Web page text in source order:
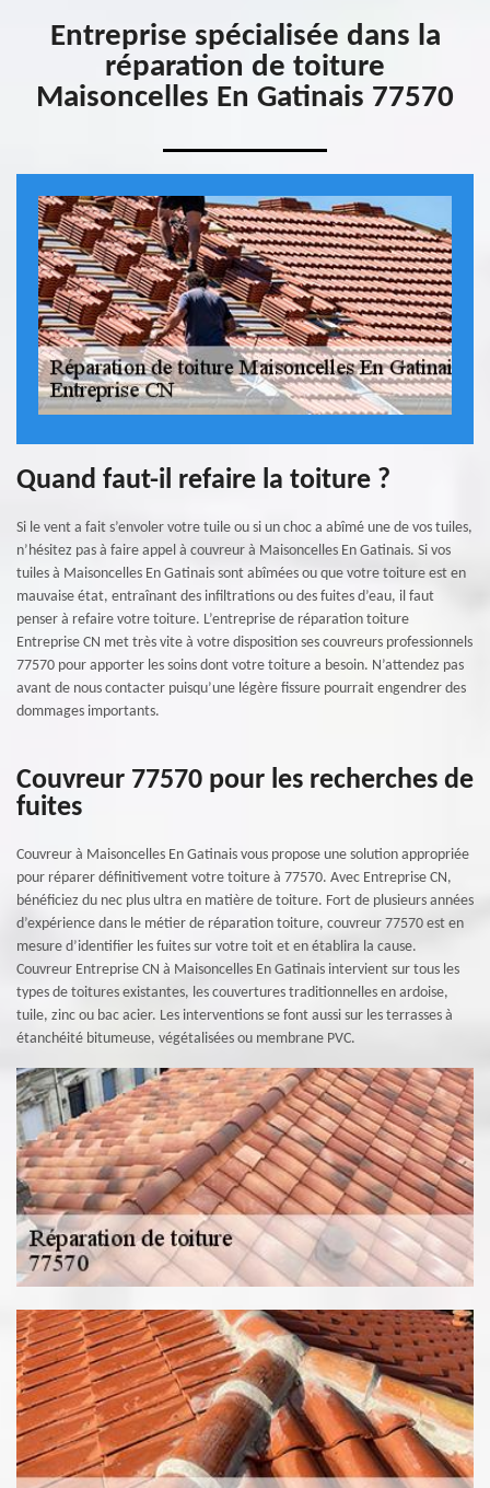
Entreprise spécialisée dans la
réparation de toiture
Maisoncelles En Gatinais 77570
Quand faut-il refaire la toiture ?
Si le vent a fait s’envoler votre tuile ou si un choc a abîmé une de vos tuiles,
n’hésitez pas à faire appel à couvreur à Maisoncelles En Gatinais. Si vos
tuiles à Maisoncelles En Gatinais sont abîmées ou que votre toiture est en
mauvaise état, entraînant des infiltrations ou des fuites d’eau, il faut
penser à refaire votre toiture. L’entreprise de réparation toiture
Entreprise CN met très vite à votre disposition ses couvreurs professionnels
77570 pour apporter les soins dont votre toiture a besoin. N’attendez pas
avant de nous contacter puisqu’une légère fissure pourrait engendrer des
dommages importants.
Couvreur 77570 pour les recherches de
fuites
Couvreur à Maisoncelles En Gatinais vous propose une solution appropriée
pour réparer définitivement votre toiture à 77570. Avec Entreprise CN,
bénéficiez du nec plus ultra en matière de toiture. Fort de plusieurs années
d’expérience dans le métier de réparation toiture, couvreur 77570 est en
mesure d’identifier les fuites sur votre toit et en établira la cause.
Couvreur Entreprise CN à Maisoncelles En Gatinais intervient sur tous les
types de toitures existantes, les couvertures traditionnelles en ardoise,
tuile, zinc ou bac acier. Les interventions se font aussi sur les terrasses à
étanchéité bitumeuse, végétalisées ou membrane PVC.